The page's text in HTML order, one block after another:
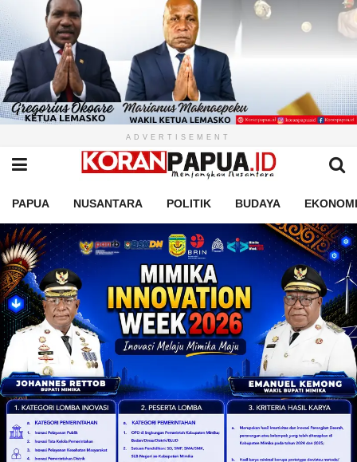
ADVERTISEMENT
PAPUA NUSANTARA POLITIK BUDAYA EKONOMI